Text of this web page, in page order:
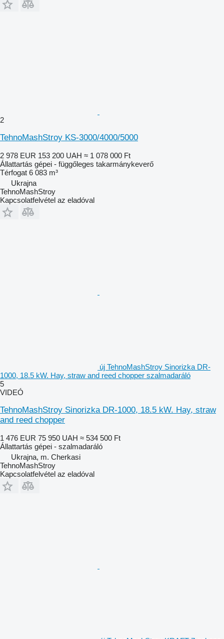
2
TehnoMashStroy KS-3000/4000/5000
2 978 EUR 153 200 UAH ≈ 1 078 000 Ft
Állattartás gépei - függőleges takarmánykeverő
Térfogat 6 083 m³
Ukrajna
TehnoMashStroy
Kapcsolatfelvétel az eladóval
új TehnoMashStroy Sinorizka DR-
1000, 18.5 kW. Hay, straw and reed chopper szalmadaráló
5
VIDEÓ
TehnoMashStroy Sinorizka DR-1000, 18.5 kW. Hay, straw
and reed chopper
1 476 EUR 75 950 UAH ≈ 534 500 Ft
Állattartás gépei - szalmadaráló
Ukrajna, m. Cherkasi
TehnoMashStroy
Kapcsolatfelvétel az eladóval